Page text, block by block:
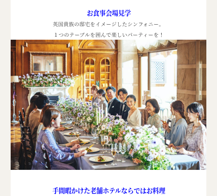
お食事会場見学
英国貴族の邸宅をイメージしたシンフォニー。
１つのテーブルを囲んで楽しいパーティーを！
手間暇かけた老舗ホテルならではお料理